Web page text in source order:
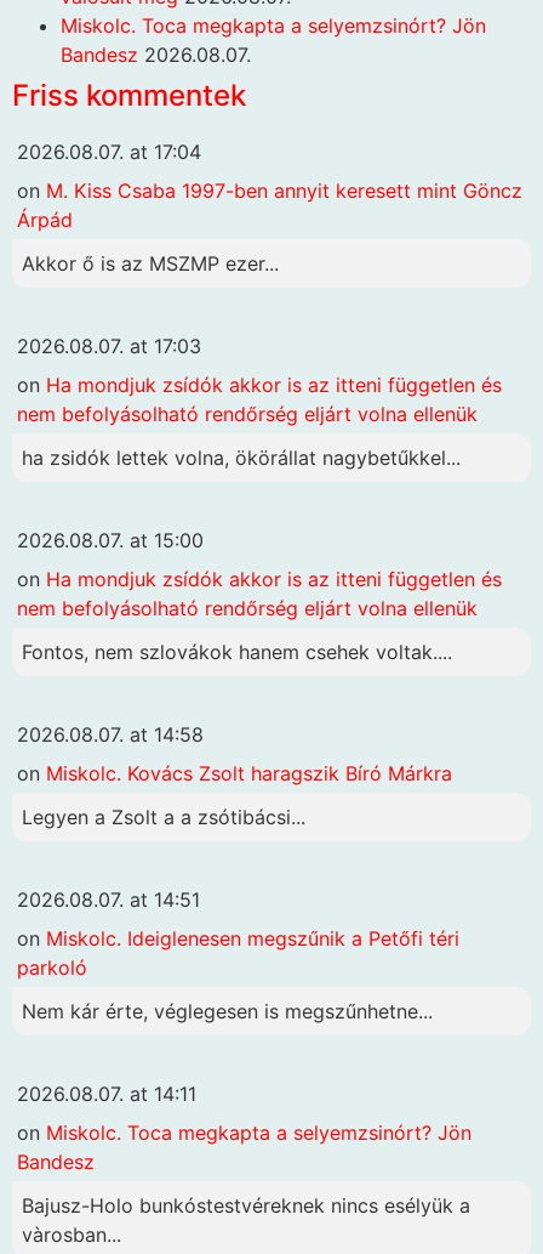
Miskolc. Toca megkapta a selyemzsinórt? Jön
Bandesz 2026.08.07.
Friss kommentek
2026.08.07. at 17:04
on M. Kiss Csaba 1997-ben annyit keresett mint Göncz
Árpád
Akkor ő is az MSZMP ezer...
2026.08.07. at 17:03
on Ha mondjuk zsídók akkor is az itteni független és
nem befolyásolható rendőrség eljárt volna ellenük
ha zsidók lettek volna, ökörállat nagybetűkkel...
2026.08.07. at 15:00
on Ha mondjuk zsídók akkor is az itteni független és
nem befolyásolható rendőrség eljárt volna ellenük
Fontos, nem szlovákok hanem csehek voltak....
2026.08.07. at 14:58
on Miskolc. Kovács Zsolt haragszik Bíró Márkra
Legyen a Zsolt a a zsótibácsi...
2026.08.07. at 14:51
on Miskolc. Ideiglenesen megszűnik a Petőfi téri
parkoló
Nem kár érte, véglegesen is megszűnhetne...
2026.08.07. at 14:11
on Miskolc. Toca megkapta a selyemzsinórt? Jön
Bandesz
Bajusz-Holo bunkóstestvéreknek nincs esélyük a
vàrosban...